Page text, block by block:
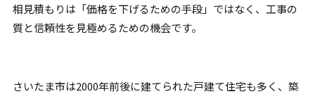
相見積もりは「価格を下げるための手段」ではなく、工事の
質と信頼性を見極めるための機会です。
さいたま市は2000年前後に建てられた戸建て住宅も多く、築